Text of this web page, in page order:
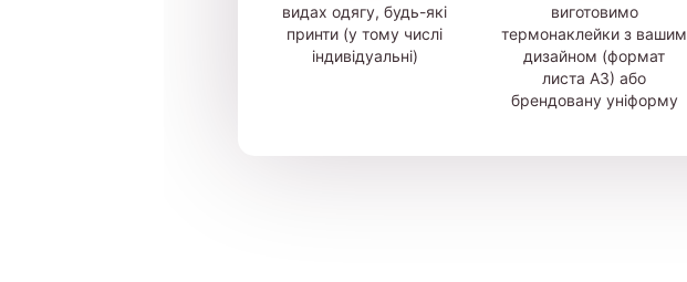
видах одягу, будь-які
принти (у тому числі
індивідуальні)
виготовимо
термонаклейки з вашим
дизайном (формат
листа А3) або
брендовану уніформу